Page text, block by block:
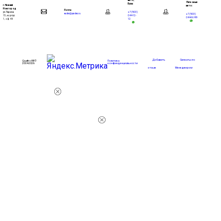
г. Нижний
Новгород
ул. Ларина
15, корпус
1, оф. 49
Почта:
eadnn@yandex.ru
Бусы:
+7 (903)
044-12-
12
Легковые
авто:
+7 (903)
044-66-99
Quattro88 ©
2004-2026
Политика
конфинденциальности
Добавить
отзыв
Связаться с
Менеджером